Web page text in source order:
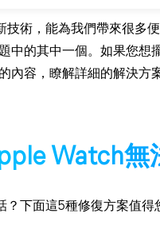
技術，能為我們帶來很多
中的其中一個。如果您想
內容，瞭解詳細的解決方案
Watch無
下面這5種修復方案值得